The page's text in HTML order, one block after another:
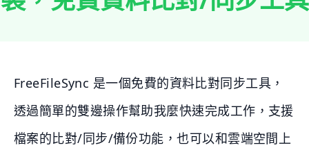
FreeFileSync 是一個免費的資料比對同步工具，
透過簡單的雙邊操作幫助我麼快速完成工作，支援
檔案的比對/同步/備份功能，也可以和雲端空間上